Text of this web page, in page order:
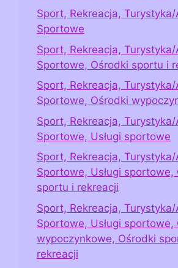
Sport, Rekreacja,
Sportowe
Sport, Rekreacja,
Sportowe, Ośrodki sportu i
Sport, Rekreacja,
Sportowe, Ośrodki
Sport, Rekreacja,
Sportowe, Usługi sportowe
Sport, Rekreacja,
Sportowe, Usługi sportowe,
sportu i rekreacji
Sport, Rekreacja,
Sportowe, Usługi sportowe,
wypoczynkowe, Ośrodki
rekreacji